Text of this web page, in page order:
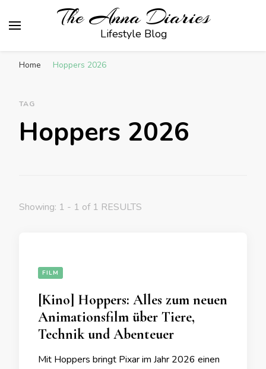
The Anna Diaries
Lifestyle Blog
Home Hoppers 2026
TAG
Hoppers 2026
Showing: 1 - 1 of 1 RESULTS
FILM
[Kino] Hoppers: Alles zum neuen
Animationsfilm über Tiere,
Technik und Abenteuer
Mit Hoppers bringt Pixar im Jahr 2026 einen